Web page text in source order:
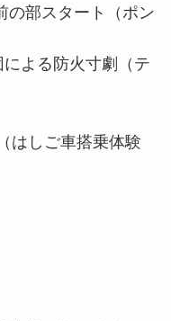
の部スタート（ポン
よる防火寸劇（テ
はしご車搭乗体験